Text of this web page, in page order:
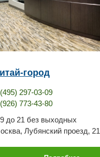
город
297-03-09
773-43-80
до 21 без выходных
Лубянский проезд, 21